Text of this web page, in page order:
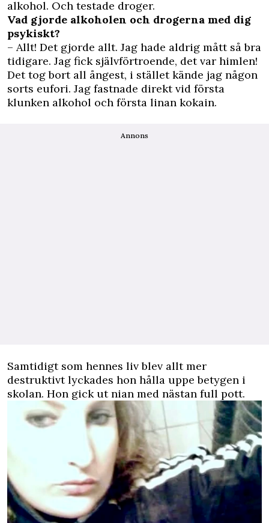
alkohol. Och testade droger.
Vad gjorde alkoholen och drogerna med dig
psykiskt?
– Allt! Det gjorde allt. Jag hade aldrig mått så bra
tidigare. Jag fick självförtroende, det var himlen!
Det tog bort all ångest, i stället kände jag någon
sorts eufori. Jag fastnade direkt vid första
klunken alkohol och första linan kokain.
Annons
Samtidigt som hennes liv blev allt mer
destruktivt lyckades hon hålla uppe betygen i
skolan. Hon gick ut nian med nästan full pott.